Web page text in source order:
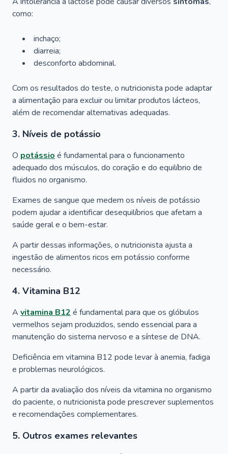
como:
inchaço;
diarreia;
desconforto abdominal.
Com os resultados do teste, o nutricionista pode adaptar
a alimentação para excluir ou limitar produtos lácteos,
além de recomendar alternativas adequadas.
3. Níveis de potássio
O potássioé fundamental para o funcionamento
adequado dos músculos, do coração e do equilíbrio de
fluidos no organismo.
Exames de sangue que medem os níveis de potássio
podem ajudar a identificar desequilíbrios que afetam a
saúde geral e o bem-estar.
A partir dessas informações, o nutricionista ajusta a
ingestão de alimentos ricos em potássio conforme
necessário.
4. Vitamina B12
A vitamina B12é fundamental para que os glóbulos
vermelhos sejam produzidos, sendo essencial para a
manutenção do sistema nervoso e a síntese de DNA.
Deficiência em vitamina B12 pode levar à anemia, fadiga
e problemas neurológicos.
A partir da avaliação dos níveis da vitamina no organismo
do paciente, o nutricionista pode prescrever suplementos
e recomendações complementares.
5. Outros exames relevantes